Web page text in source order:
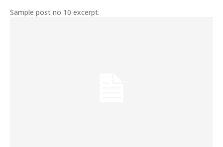
Sample post no 10 excerpt.